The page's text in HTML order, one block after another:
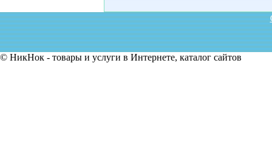
© НикНок - товары и услуги в Интернете, каталог сайтов